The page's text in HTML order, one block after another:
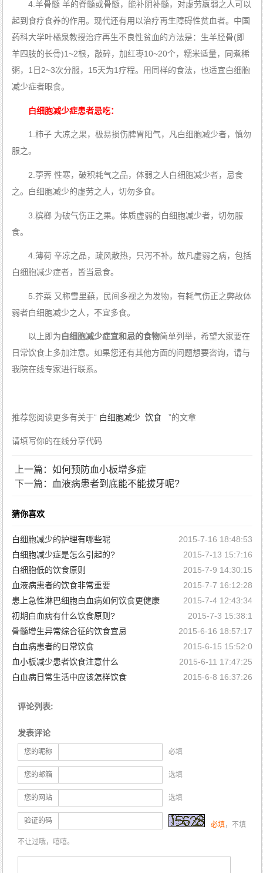
4.羊骨髓 羊的脊髓或骨髓，能补阴补髓，对虚劳羸弱之人可以
起到食疗食养的作用。现代还有用以治疗再生障碍性贫血者。中国
药科大学叶橘泉教授治疗再生不良性贫血的方法是：生羊胫骨(即
羊四肢的长骨)1~2根，敲碎，加红枣10~20个，糯米适量，同煮稀
粥，1日2~3次分服，15天为1疗程。用同样的食法，也适宜白细胞
减少症者眼食。
白细胞减少症患者忌吃：
1.柿子 大凉之果，极易损伤脾胃阳气，凡白细胞减少者，慎勿
服之。
2.荸荠 性寒，破积耗气之品，体弱之人白细胞减少者，忌食
之。白细胞减少的虚劳之人，切勿多食。
3.槟榔 为破气伤正之果。体质虚弱的白细胞减少者，切勿服
食。
4.薄荷 辛凉之品，疏风散热，只泻不补。故凡虚弱之病，包括
白细胞减少症者，皆当忌食。
5.芥菜 又称雪里蕻，民间多视之为发物，有耗气伤正之弊故体
弱者白细胞减少之人，不宜多食。
以上即为白细胞减少症宜和忌的食物简单列举，希望大家要在
日常饮食上多加注意。如果您还有其他方面的问题想要咨询，请与
我院在线专家进行联系。
推荐您阅读更多有关于“ 白细胞减少 饮食 ”的文章
请填写你的在线分享代码
上一篇：如何预防血小板增多症
下一篇：血液病患者到底能不能拔牙呢?
猜你喜欢
白细胞减少的护理有哪些呢
2015-7-16 18:48:53
白细胞减少症是怎么引起的?
2015-7-13 15:7:16
白细胞低的饮食原则
2015-7-9 14:30:15
血液病患者的饮食非常重要
2015-7-7 16:12:28
患上急性淋巴细胞白血病如何饮食更健康
2015-7-4 12:43:34
初期白血病有什么饮食原则?
2015-7-3 15:38:1
骨髓增生异常综合征的饮食宜忌
2015-6-16 18:57:17
白血病患者的日常饮食
2015-6-15 15:52:0
血小板减少患者饮食注意什么
2015-6-11 17:47:25
白血病日常生活中应该怎样饮食
2015-6-8 16:37:26
评论列表:
发表评论
您的昵称 必填
您的邮箱 选填
您的网站 选填
验证的码 必填，不填
不让过哦，嘻嘻。